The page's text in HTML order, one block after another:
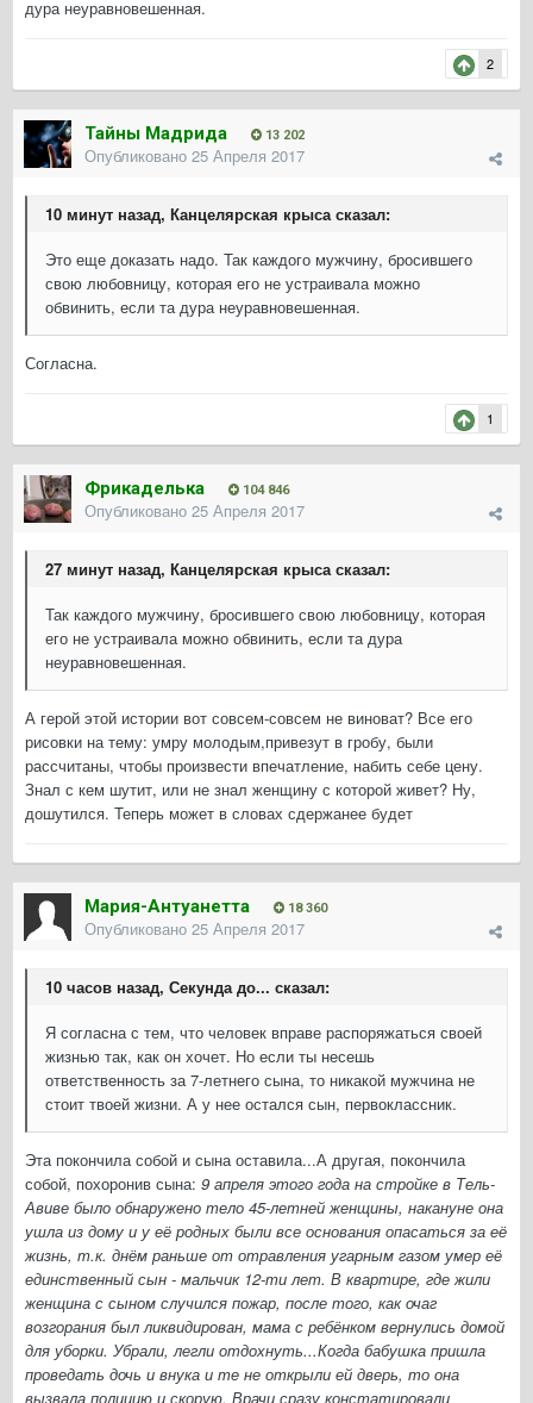
дура неуравновешенная.
2
Тайны Мадрида 13 202
Опубликовано 25 Апреля 2017
10 минут назад, Канцелярская крыса сказал:
Это еще доказать надо. Так каждого мужчину, бросившего
свою любовницу, которая его не устраивала можно
обвинить, если та дура неуравновешенная.
Согласна.
1
Фрикаделька 104 846
Опубликовано 25 Апреля 2017
27 минут назад, Канцелярская крыса сказал:
Так каждого мужчину, бросившего свою любовницу, которая
его не устраивала можно обвинить, если та дура
неуравновешенная.
А герой этой истории вот совсем-совсем не виноват? Все его
рисовки на тему: умру молодым,привезут в гробу, были
рассчитаны, чтобы произвести впечатление, набить себе цену.
Знал с кем шутит, или не знал женщину с которой живет? Ну,
дошутился. Теперь может в словах сдержанее будет
Мария-Антуанетта 18 360
Опубликовано 25 Апреля 2017
10 часов назад, Секунда до... сказал:
Я согласна с тем, что человек вправе распоряжаться своей
жизнью так, как он хочет. Но если ты несешь
ответственность за 7-летнего сына, то никакой мужчина не
стоит твоей жизни. А у нее остался сын, первоклассник.
Эта покончила собой и сына оставила...А другая, покончила
собой, похоронив сына: 9 апреля этого года на стройке в Тель-
Авиве было обнаружено тело 45-летней женщины, накануне она
ушла из дому и у её родных были все основания опасаться за её
жизнь, т.к. днём раньше от отравления угарным газом умер её
единственный сын - мальчик 12-ти лет. В квартире, где жили
женщина с сыном случился пожар, после того, как очаг
возгорания был ликвидирован, мама с ребёнком вернулись домой
для уборки. Убрали, легли отдохнуть...Когда бабушка пришла
проведать дочь и внука и те не открыли ей дверь, то она
вызвала полицию и скорую. Врачи сразу констатировали